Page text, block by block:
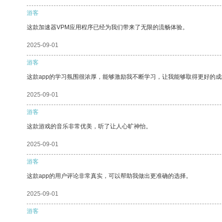
游客
这款加速器VPM应用程序已经为我们带来了无限的流畅体验。
2025-09-01
游客
这款app的学习氛围很浓厚，能够激励我不断学习，让我能够取得更好的
2025-09-01
游客
这款游戏的音乐非常优美，听了让人心旷神怡。
2025-09-01
游客
这款app的用户评论非常真实，可以帮助我做出更准确的选择。
2025-09-01
游客